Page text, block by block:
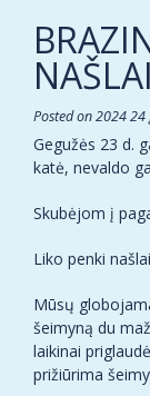
Posted on2024 24
Gegužės 23 d.
katė, nevaldo
Skubėjom į
Liko penki
Mūsų
šeimyną du
laikinai
prižiūrima